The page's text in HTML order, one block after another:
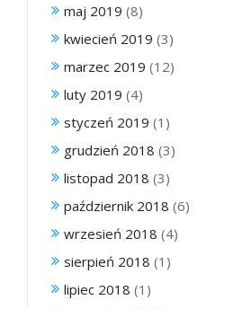
maj 2019 (8)
kwiecień 2019 (3)
marzec 2019 (12)
luty 2019 (4)
styczeń 2019 (1)
grudzień 2018 (3)
listopad 2018 (3)
październik 2018 (6)
wrzesień 2018 (4)
sierpień 2018 (1)
lipiec 2018 (1)